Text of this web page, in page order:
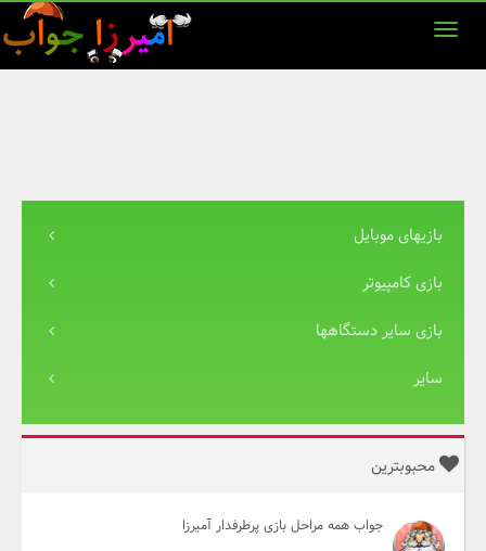
بازیهای موبایل
بازی کامپیوتر
بازی سایر دستگاهها
سایر
محبوبترین
جواب همه مراحل بازی پرطرفدار آمیرزا